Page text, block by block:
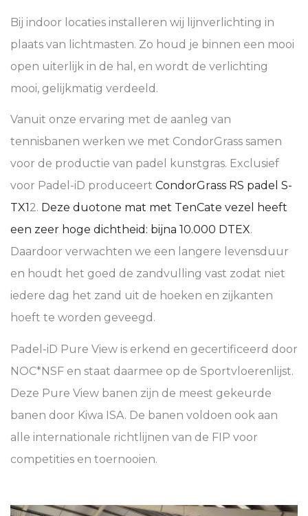
Bij indoor locaties installeren wij lijnverlichting in
plaats van lichtmasten. Zo houd je binnen een mooi
open uiterlijk in de hal, en wordt de verlichting
mooi, gelijkmatig verdeeld.
Vanuit onze ervaring met de aanleg van
tennisbanen werken we met CondorGrass samen
voor de productie van padel kunstgras. Exclusief
voor Padel-iD produceert CondorGrass RS padel S-
TX12. Deze duotone mat met TenCate vezel heeft
een zeer hoge dichtheid: bijna 10.000 DTEX.
Daardoor verwachten we een langere levensduur
en houdt het goed de zandvulling vast zodat niet
iedere dag het zand uit de hoeken en zijkanten
hoeft te worden geveegd.
Padel-iD Pure View is erkend en gecertificeerd door
NOC*NSF en staat daarmee op de Sportvloerenlijst.
Deze Pure View banen zijn de meest gekeurde
banen door Kiwa ISA. De banen voldoen ook aan
alle internationale richtlijnen van de FIP voor
competities en toernooien.